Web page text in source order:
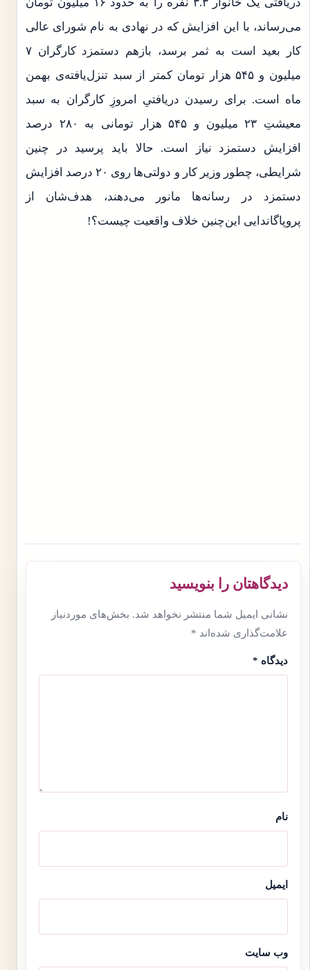
می‌رساند، با این افزایش که در نهادی به نام شورای عالی
کار بعید است به ثمر برسد، بازهم دستمزد کارگران ۷
میلیون و ۵۴۵ هزار تومان کمتر از سبد تنزل‌یافته‌ی بهمن
ماه است. برای رسیدن دریافتیِ امروزِ کارگران به سبد
معیشتِ ۲۳ میلیون و ۵۴۵ هزار تومانی به ۲۸۰ درصد
افزایش دستمزد نیاز است. حالا باید پرسید در چنین
شرایطی، چطور وزیر کار و دولتی‌ها روی ۲۰ درصد افزایش
دستمزد در رسانه‌ها مانور می‌دهند، هدف‌شان از
پروپاگاندایی این‌چنین خلاف واقعیت چیست؟!
دیدگاهتان را بنویسید
نشانی ایمیل شما منتشر نخواهد شد. بخش‌های موردنیاز
علامت‌گذاری شده‌اند *
دیدگاه *
نام
ایمیل
وب‌ سایت